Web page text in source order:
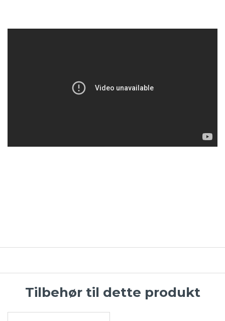
Tilbehør til dette produkt